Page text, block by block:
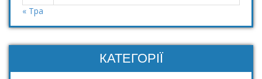
« Тра
КАТЕГОРІЇ